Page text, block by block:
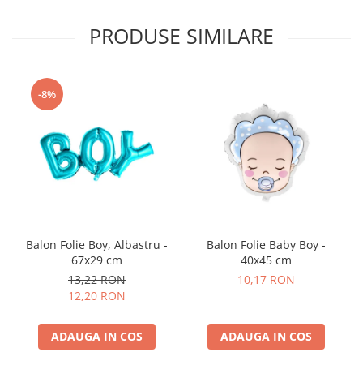
Petrecerea BurlacitelorPRODUSE SIMILARE
-8%
Balon Folie Boy, Albastru -
67x29 cm
13,22 RON
12,20 RON
ADAUGA IN COS
Balon Folie Baby Boy -
40x45 cm
10,17 RON
ADAUGA IN COS